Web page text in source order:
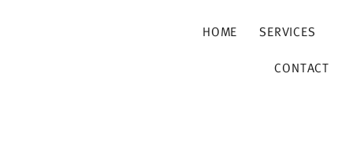
HOME SERVICES
CONTACT